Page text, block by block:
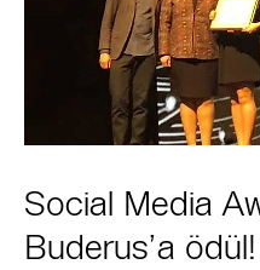
Social Media
Buderus’a ödül!